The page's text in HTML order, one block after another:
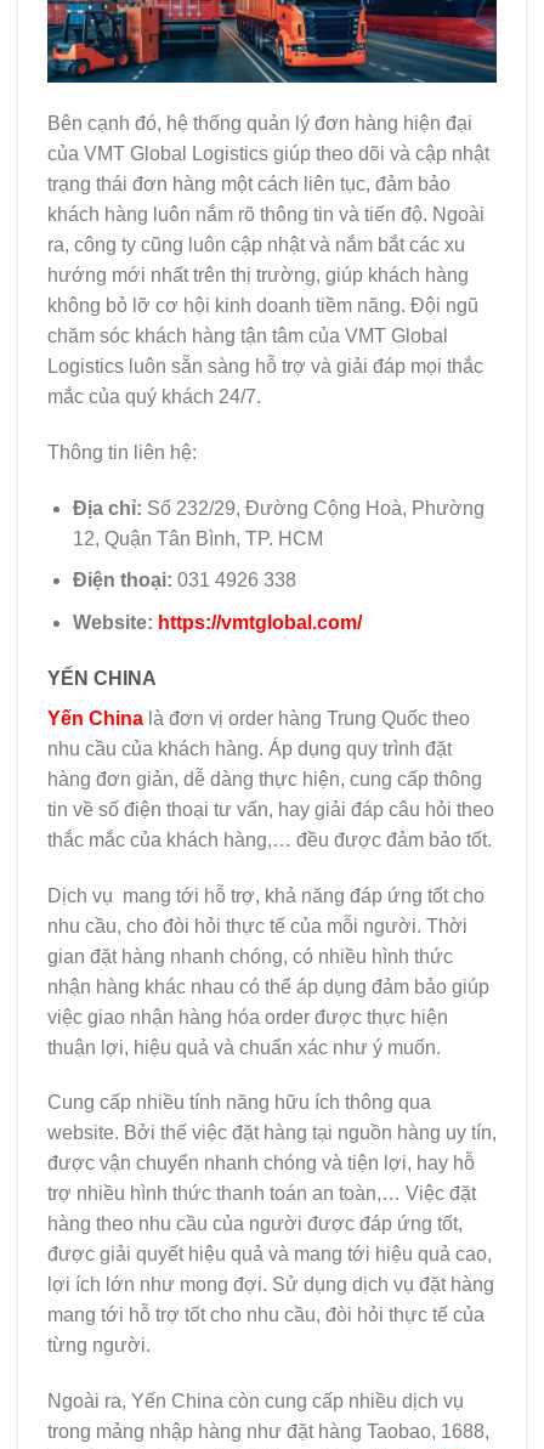
Bên cạnh đó, hệ thống quản lý đơn hàng hiện đại
của VMT Global Logistics giúp theo dõi và cập nhật
trạng thái đơn hàng một cách liên tục, đảm bảo
khách hàng luôn nắm rõ thông tin và tiến độ. Ngoài
ra, công ty cũng luôn cập nhật và nắm bắt các xu
hướng mới nhất trên thị trường, giúp khách hàng
không bỏ lỡ cơ hội kinh doanh tiềm năng. Đội ngũ
chăm sóc khách hàng tận tâm của VMT Global
Logistics luôn sẵn sàng hỗ trợ và giải đáp mọi thắc
mắc của quý khách 24/7.
Thông tin liên hệ:
Địa chỉ: Số 232/29, Đường Cộng Hoà, Phường
12, Quận Tân Bình, TP. HCM
Điện thoại: 031 4926 338
Website: https://vmtglobal.com/
YẾN CHINA
Yến China là đơn vị order hàng Trung Quốc theo
nhu cầu của khách hàng. Áp dụng quy trình đặt
hàng đơn giản, dễ dàng thực hiện, cung cấp thông
tin về số điện thoại tư vấn, hay giải đáp câu hỏi theo
thắc mắc của khách hàng,… đều được đảm bảo tốt.
Dịch vụ mang tới hỗ trợ, khả năng đáp ứng tốt cho
nhu cầu, cho đòi hỏi thực tế của mỗi người. Thời
gian đặt hàng nhanh chóng, có nhiều hình thức
nhận hàng khác nhau có thể áp dụng đảm bảo giúp
việc giao nhận hàng hóa order được thực hiện
thuận lợi, hiệu quả và chuẩn xác như ý muốn.
Cung cấp nhiều tính năng hữu ích thông qua
website. Bởi thế việc đặt hàng tại nguồn hàng uy tín,
được vận chuyển nhanh chóng và tiện lợi, hay hỗ
trợ nhiều hình thức thanh toán an toàn,… Việc đặt
hàng theo nhu cầu của người được đáp ứng tốt,
được giải quyết hiệu quả và mang tới hiệu quả cao,
lợi ích lớn như mong đợi. Sử dụng dịch vụ đặt hàng
mang tới hỗ trợ tốt cho nhu cầu, đòi hỏi thực tế của
từng người.
Ngoài ra, Yến China còn cung cấp nhiều dịch vụ
trong mảng nhập hàng như đặt hàng Taobao, 1688,